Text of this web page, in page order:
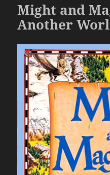
Might and
Another